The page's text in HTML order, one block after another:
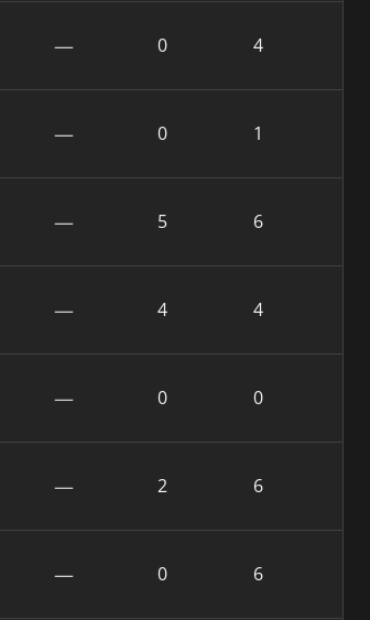
— 0 4
— 0 1
— 5 6
— 4 4
— 0 0
— 2 6
— 0 6